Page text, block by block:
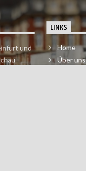
und
LINKS
Home
Über uns